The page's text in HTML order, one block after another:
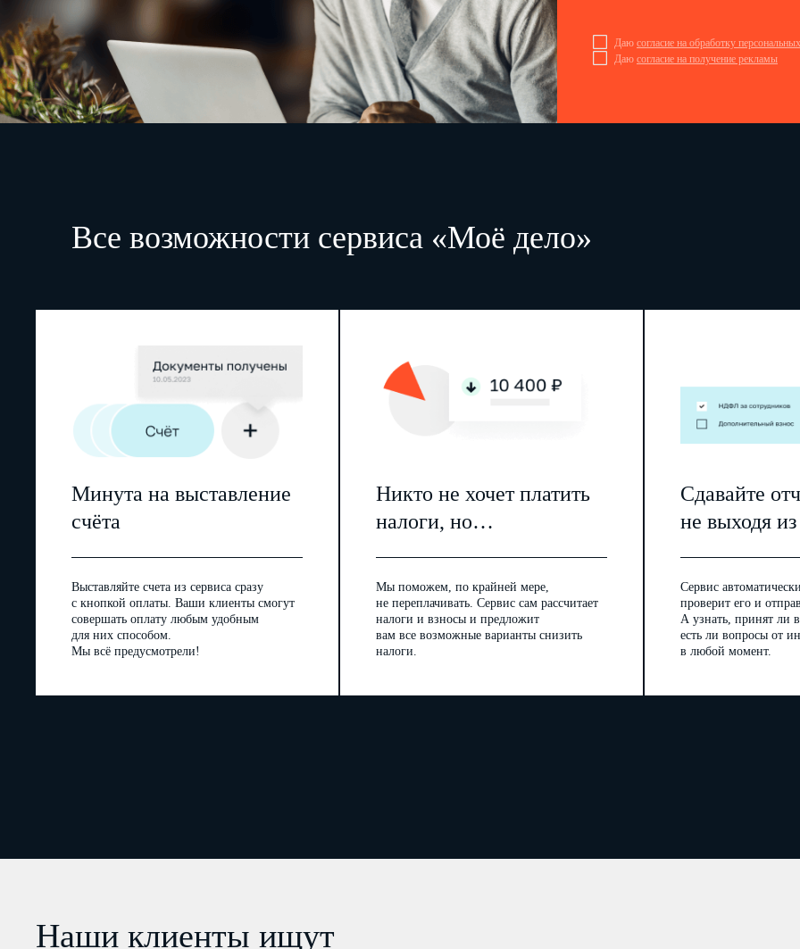
Даю согласие на обработку
Даю согласие на получение рекламы
Все возможности сервиса «Моё дело»
Минута на выставление
счёта
Выставляйте счета из сервиса сразу
с кнопкой оплаты. Ваши клиенты смогут
совершать оплату любым удобным
для них способом.
Мы всё предусмотрели!
Никто не хочет платить
налоги, но…
Мы поможем, по крайней мере,
не переплачивать. Сервис сам рассчитает
налоги и взносы и предложит
вам все возможные варианты снизить
налоги.
Сдавайте
не выходя
Сервис
проверит его и
А узнать, принят ли
есть ли вопросы от
в любой момент.
Наши клиенты ищут